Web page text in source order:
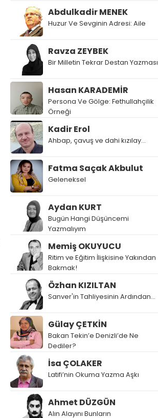
Abdulkadir MENEK
Huzur Ve Sevginin Adresi: Aile
Ravza ZEYBEK
Bir Milletin Tekrar Destan Yazması
Hasan KARADEMİR
Persona Ve Gölge: Fethullahçilik
Örneği
Kadir Erol
Ahbap, çavuş ve dahi kızılay...
Fatma Saçak Akbulut
Geleneksel
Aydan KURT
Bugün Hangi Düşüncemi
Yazmalıyım
Memiş OKUYUCU
Ritim ve Eğitim İlişkisine Yakından
Bakmak!
Özhan KIZILTAN
Sanver'in Tahliyesinin Ardından…
Gülay ÇETKİN
Bakan Tekin’e Denizli’de Ne
Dediler?
İsa ÇOLAKER
Latifi’nin Okuma Yazma Aşkı
Ahmet DÜZGÜN
Alın Alayını Bunların